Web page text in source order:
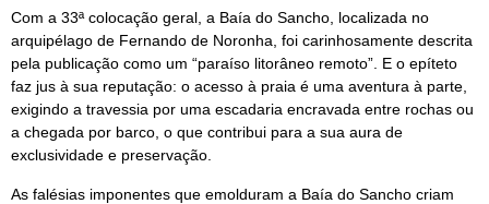
Com a 33ª colocação geral, a Baía do Sancho, localizada no
arquipélago de Fernando de Noronha, foi carinhosamente descrita
pela publicação como um “paraíso litorâneo remoto”. E o epíteto
faz jus à sua reputação: o acesso à praia é uma aventura à parte,
exigindo a travessia por uma escadaria encravada entre rochas ou
a chegada por barco, o que contribui para a sua aura de
exclusividade e preservação.
As falésias imponentes que emolduram a Baía do Sancho criam